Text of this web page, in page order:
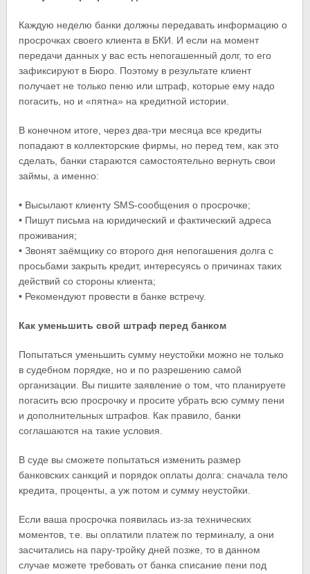
Каждую неделю банки должны передавать информацию о
просрочках своего клиента в БКИ. И если на момент
передачи данных у вас есть непогашенный долг, то его
зафиксируют в Бюро. Поэтому в результате клиент
получает не только пеню или штраф, которые ему надо
погасить, но и «пятна» на кредитной истории.
В конечном итоге, через два-три месяца все кредиты
попадают в коллекторские фирмы, но перед тем, как это
сделать, банки стараются самостоятельно вернуть свои
займы, а именно:
• Высылают клиенту SMS-сообщения о просрочке;
• Пишут письма на юридический и фактический адреса
проживания;
• Звонят заёмщику со второго дня непогашения долга с
просьбами закрыть кредит, интересуясь о причинах таких
действий со стороны клиента;
• Рекомендуют провести в банке встречу.
Как уменьшить свой штраф перед банком
Попытаться уменьшить сумму неустойки можно не только
в судебном порядке, но и по разрешению самой
организации. Вы пишите заявление о том, что планируете
погасить всю просрочку и просите убрать всю сумму пени
и дополнительных штрафов. Как правило, банки
соглашаются на такие условия.
В суде вы сможете попытаться изменить размер
банковских санкций и порядок оплаты долга: сначала тело
кредита, проценты, а уж потом и сумму неустойки.
Если ваша просрочка появилась из-за технических
моментов, т.е. вы оплатили платеж по терминалу, а они
засчитались на пару-тройку дней позже, то в данном
случае можете требовать от банка списание пени под